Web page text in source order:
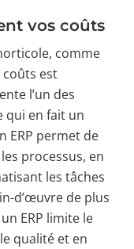
vos coûts
comme
est
l’un des
qui en fait un
ERP permet de
processus, en
les tâches
d’œuvre de plus
ERP limite le
qualité et en